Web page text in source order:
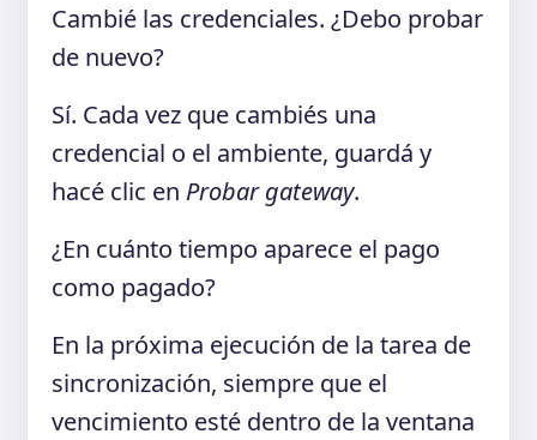
Cambié las credenciales. ¿Debo probar
de nuevo?
Sí. Cada vez que cambiés una
credencial o el ambiente, guardá y
hacé clic en Probar gateway.
¿En cuánto tiempo aparece el pago
como pagado?
En la próxima ejecución de la tarea de
sincronización, siempre que el
vencimiento esté dentro de la ventana